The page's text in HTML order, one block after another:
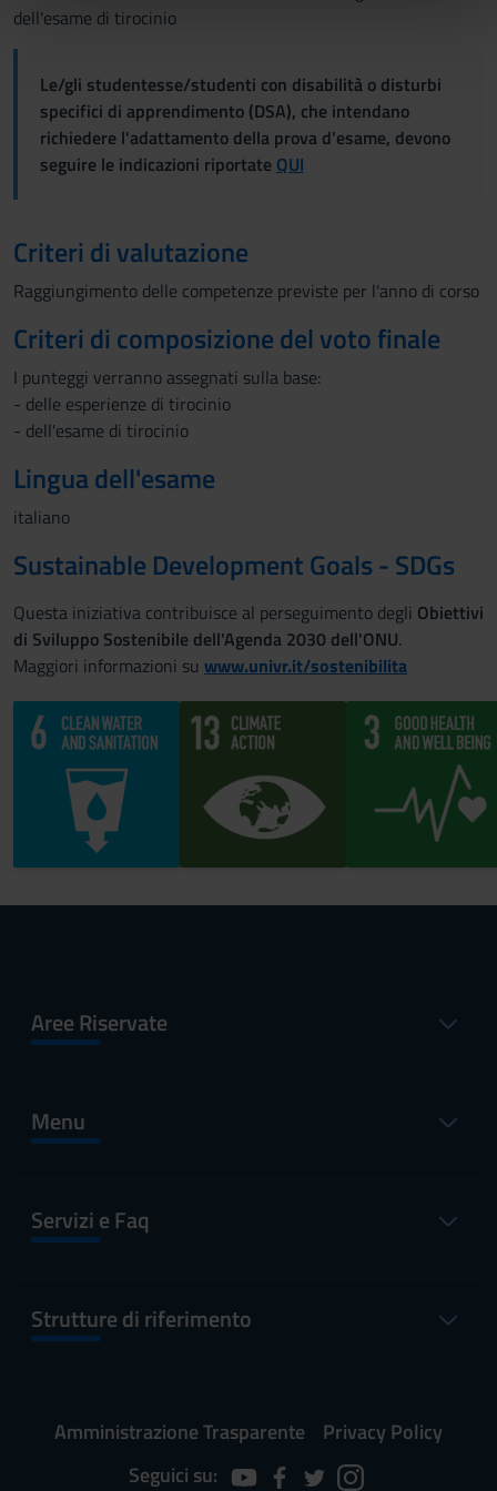
informazioni che hai fornito loro o che hanno raccolto dal
dell'esame di tirocinio
Le/gli studentesse/studenti con disabilità o disturbi
specifici di apprendimento (DSA), che intendano
richiedere l'adattamento della prova d'esame, devono
seguire le indicazioni riportate QUI
Criteri di valutazione
Raggiungimento delle competenze previste per l'anno di corso
Criteri di composizione del voto finale
I punteggi verranno assegnati sulla base:
- delle esperienze di tirocinio
- dell'esame di tirocinio
Lingua dell'esame
italiano
Sustainable Development Goals - SDGs
Questa iniziativa contribuisce al perseguimento degli Obiettivi
di Sviluppo Sostenibile dell'Agenda 2030 dell'ONU.
Maggiori informazioni su www.univr.it/sostenibilita
Aree Riservate
Menu
Servizi e Faq
Strutture di riferimento
Amministrazione Trasparente
Privacy Policy
Seguici su: